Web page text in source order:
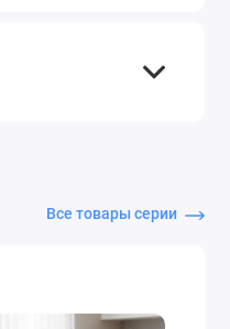
Все товары серии